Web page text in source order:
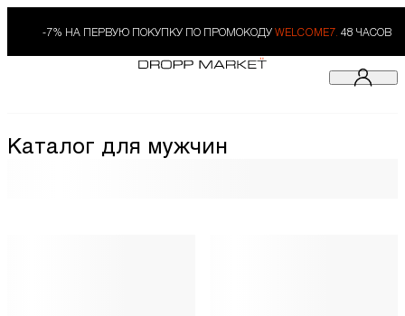
-7% НА ПЕРВУЮ ПОКУПКУ ПО ПРОМОКОДУ WELCOME7. 48 ЧАСОВ
Каталог для мужчин